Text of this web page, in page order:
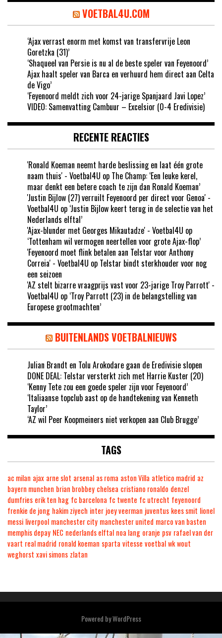
VOETBAL4U.COM
‘Ajax verrast enorm met komst van transfervrije Leon
Goretzka (31)’
‘Shaqueel van Persie is nu al de beste speler van Feyenoord’
Ajax haalt speler van Barca en verhuurd hem direct aan Celta
de Vigo’
‘Feyenoord meldt zich voor 24-jarige Spanjaard Javi Lopez’
VIDEO: Samenvatting Cambuur – Excelsior (0-4 Eredivisie)
RECENTE REACTIES
'Ronald Koeman neemt harde beslissing en laat één grote
naam thuis' - Voetbal4U op The Champ: ‘Een leuke kerel,
maar denkt een betere coach te zijn dan Ronald Koeman’
'Justin Bijlow (27) verruilt Feyenoord per direct voor Genoa' -
Voetbal4U op ‘Justin Bijlow keert terug in de selectie van het
Nederlands elftal’
'Ajax-blunder met Georges Mikautadze' - Voetbal4U op
‘Tottenham wil vermogen neertellen voor grote Ajax-flop’
'Feyenoord moet flink betalen aan Telstar voor Anthony
Correia' - Voetbal4U op Telstar bindt sterkhouder voor nog
een seizoen
'AZ stelt bizarre vraagprijs vast voor 23-jarige Troy Parrott' -
Voetbal4U op ‘Troy Parrott (23) in de belangstelling van
Europese grootmachten’
BUITENLANDS VOETBALNIEUWS
Julian Brandt en Tolu Arokodare gaan de Eredivisie slopen
DONE DEAL: Telstar versterkt zich met Harrie Kuster (20)
‘Kenny Tete zou een goede speler zijn voor Feyenoord’
‘Italiaanse topclub aast op de handtekening van Kenneth
Taylor’
‘AZ wil Peer Koopmeiners niet verkopen aan Club Brugge’
TAGS
ac milan ajax arne slot arsenal as roma aston Villa atletico madrid az
bayern munchen brian brobbey chelsea cristiano ronaldo denzel
dumfries erik ten hag fc barcelona fc twente fc utrecht feyenoord
frenkie de jong hakim ziyech inter joey veerman juventus kees smit lionel
messi liverpool manchester city manchester united marco van basten
memphis depay NEC nederlands elftal noa lang oranje psv rafael van der
vaart real madrid ronald koeman sparta vitesse voetbalwkwout
weghorst xavi simons zlatan
Powered byWordPress